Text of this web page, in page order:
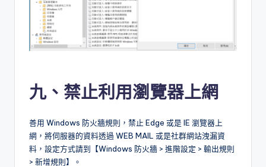
九、禁止利用瀏覽器上網
善用 Windows 防火牆規則，禁止 Edge 或是 IE 瀏覽器上
網，將伺服器的資料透過 WEB MAIL 或是社群網站洩漏資
料，設定方式請到【Windows 防火牆 > 進階設定 > 輸出規則
> 新增規則】。